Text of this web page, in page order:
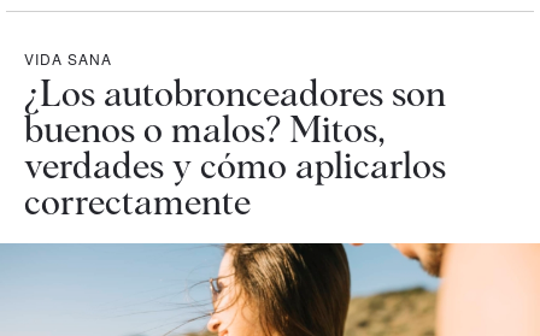
VIDA SANA
¿Los autobronceadores son
buenos o malos? Mitos,
verdades y cómo aplicarlos
correctamente